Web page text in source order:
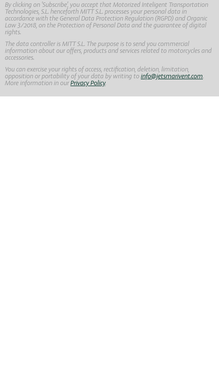
By clicking on 'Subscribe', you accept that Motorized Inteligent Transportation
Technologies, S.L. henceforth MITT S.L. processes your personal data in
accordance with the General Data Protection Regulation (RGPD) and Organic
Law 3/2018, on the Protection of Personal Data and the guarantee of digital
rights.
The data controller is MITT S.L. The purpose is to send you commercial
information about our offers, products and services related to motorcycles and
accessories.
You can exercise your rights of access, rectification, deletion, limitation,
opposition or portability of your data by writing toinfo@jetsmarivent.com.
More information in ourPrivacy Policy.